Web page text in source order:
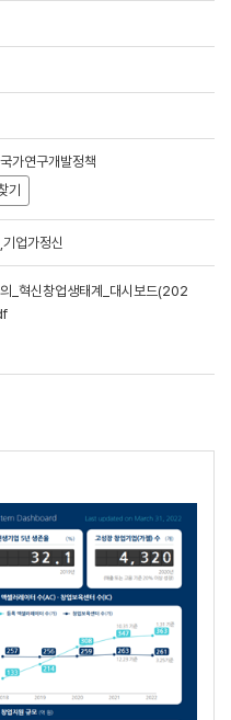
을 준수하여 활용해 주시
립니다.
위한 기초자료로 활용
명시할 것을
.
작물의 이용허락을
가연구개발정책
기
업가정신
_혁신창업생태계_대시보드(202